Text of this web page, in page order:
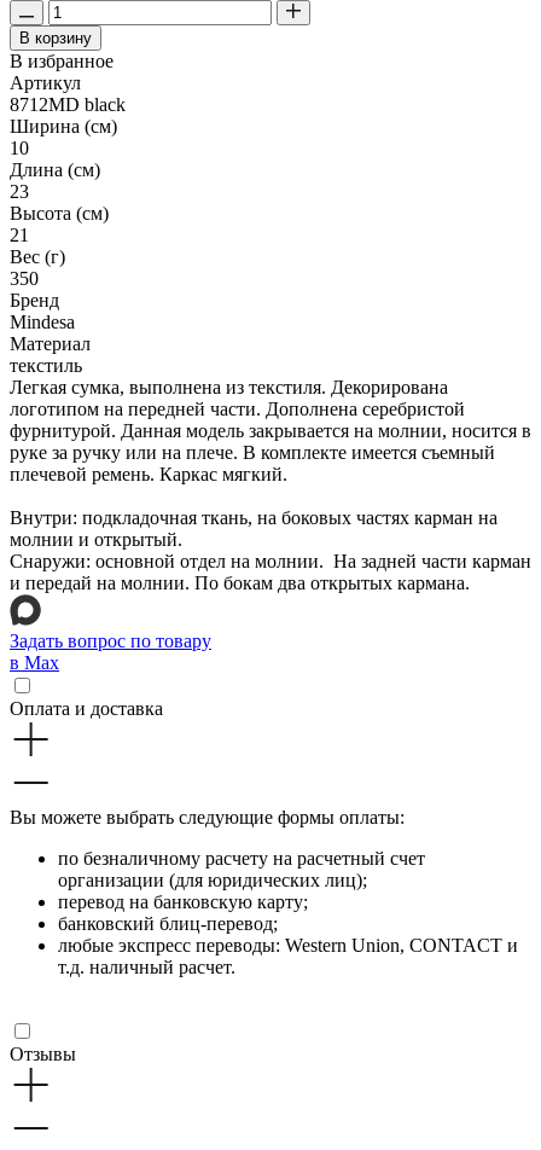
В корзину
В избранное
Артикул
8712MD black
Ширина (см)
10
Длина (см)
23
Высота (см)
21
Вес (г)
350
Бренд
Mindesa
Материал
текстиль
Легкая сумка, выполнена из текстиля. Декорирована
логотипом на передней части. Дополнена серебристой
фурнитурой. Данная модель закрывается на молнии, носится в
руке за ручку или на плече. В комплекте имеется съемный
плечевой ремень. Каркас мягкий.
Внутри: подкладочная ткань, на боковых частях карман на
молнии и открытый.
Снаружи: основной отдел на молнии. На задней части карман
и передай на молнии. По бокам два открытых кармана.
Задать вопрос по товару
в Max
Оплата и доставка
Вы можете выбрать следующие формы оплаты:
по безналичному расчету на расчетный счет
организации (для юридических лиц);
перевод на банковскую карту;
банковский блиц-перевод;
любые экспресс переводы: Western Union, CONTACT и
т.д. наличный расчет.
Отзывы